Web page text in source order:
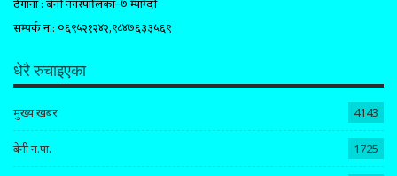
सम्पर्क न.: ०६९५२१२४२,९८४७६३३५६९
धेरै रुचाइएका
मुख्य खबर 4143
बेनी न.पा. 1725